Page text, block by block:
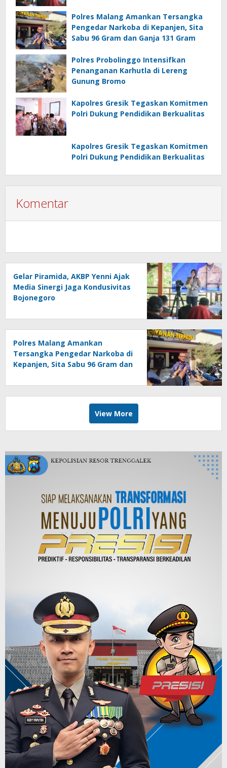
Polres Malang Amankan Tersangka
Pengedar Narkoba di Kepanjen, Sita
Sabu 96 Gram dan Ganja 131 Gram
Polres Probolinggo Intensifkan
Penanganan Karhutla di Lereng
Gunung Bromo
Kapolres Gresik Tegaskan Komitmen
Polri Dukung Pendidikan Berkualitas
Kapolres Gresik Tegaskan Komitmen
Polri Dukung Pendidikan Berkualitas
Komentar
Gelar Piramida, AKBP Yenni Ajak
Media Sinergi Jaga Kondusivitas
Bojonegoro
Polres Malang Amankan
Tersangka Pengedar Narkoba di
Kepanjen, Sita Sabu 96 Gram dan
View More